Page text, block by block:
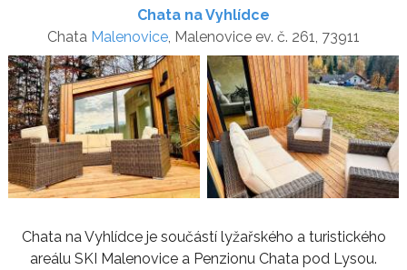
Chata na Vyhlídce
Chata Malenovice, Malenovice ev. č. 261, 73911
Chata na Vyhlídce je součástí lyžařského a turistického
areálu SKI Malenovice a Penzionu Chata pod Lysou.